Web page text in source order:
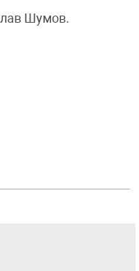
Шумов.